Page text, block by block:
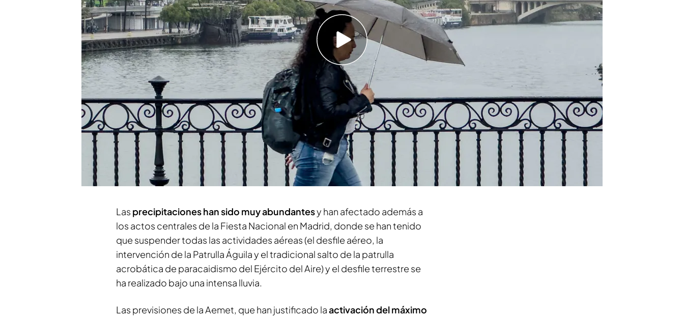
hasta las 12 horas un total de 96 litros por metro cuadrado
Balance de daños tras el paso de la borrasca Kirk: los vientos
huracanados se ceban con Galicia y Valladolid
Compartir
Laborrasca Berenice ha dejado precipitaciones muy intensas durante las
primeras horas del día en el suroeste peninsular, que motivaron la
activación de la alerta "roja" (riesgo extremo) en las provincias de Sevilla y
Córdoba, y las copiosas lluvias se han extendido por muchos lugares del
centro de la península, según informa Tania Sanchez Mancha.
Las precipitaciones han sido muy abundantesy han afectado además a
los actos centrales de la Fiesta Nacional en Madrid, donde se han tenido
que suspender todas las actividades aéreas (el desfile aéreo, la
intervención de la Patrulla Águila y el tradicional salto de la patrulla
acrobática de paracaidismo del Ejército del Aire) y el desfile terrestre se
ha realizado bajo una intensa lluvia.
Las previsiones de la Aemet, que han justificado laactivación del máximo